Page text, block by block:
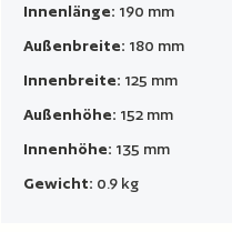
Innenlänge: 190 mm
Außenbreite: 180 mm
Innenbreite: 125 mm
Außenhöhe: 152 mm
Innenhöhe: 135 mm
Gewicht: 0.9 kg